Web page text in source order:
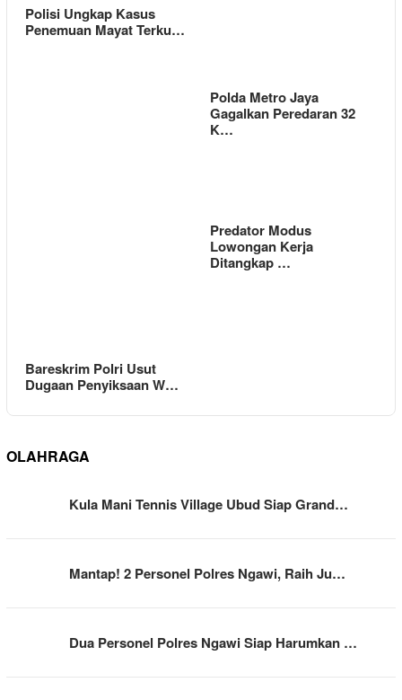
Polisi Ungkap Kasus
Penemuan Mayat Terku…
Polda Metro Jaya
Gagalkan Peredaran 32
K…
Bareskrim Polri Usut
Dugaan Penyiksaan W…
Predator Modus
Lowongan Kerja
Ditangkap …
OLAHRAGA
Kula Mani Tennis Village Ubud Siap Grand…
Mantap! 2 Personel Polres Ngawi, Raih Ju…
Dua Personel Polres Ngawi Siap Harumkan …